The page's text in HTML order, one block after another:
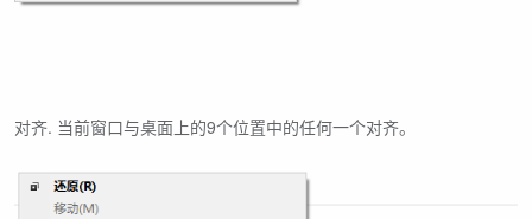
对齐. 当前窗口与桌面上的9个位置中的任何一个对齐。